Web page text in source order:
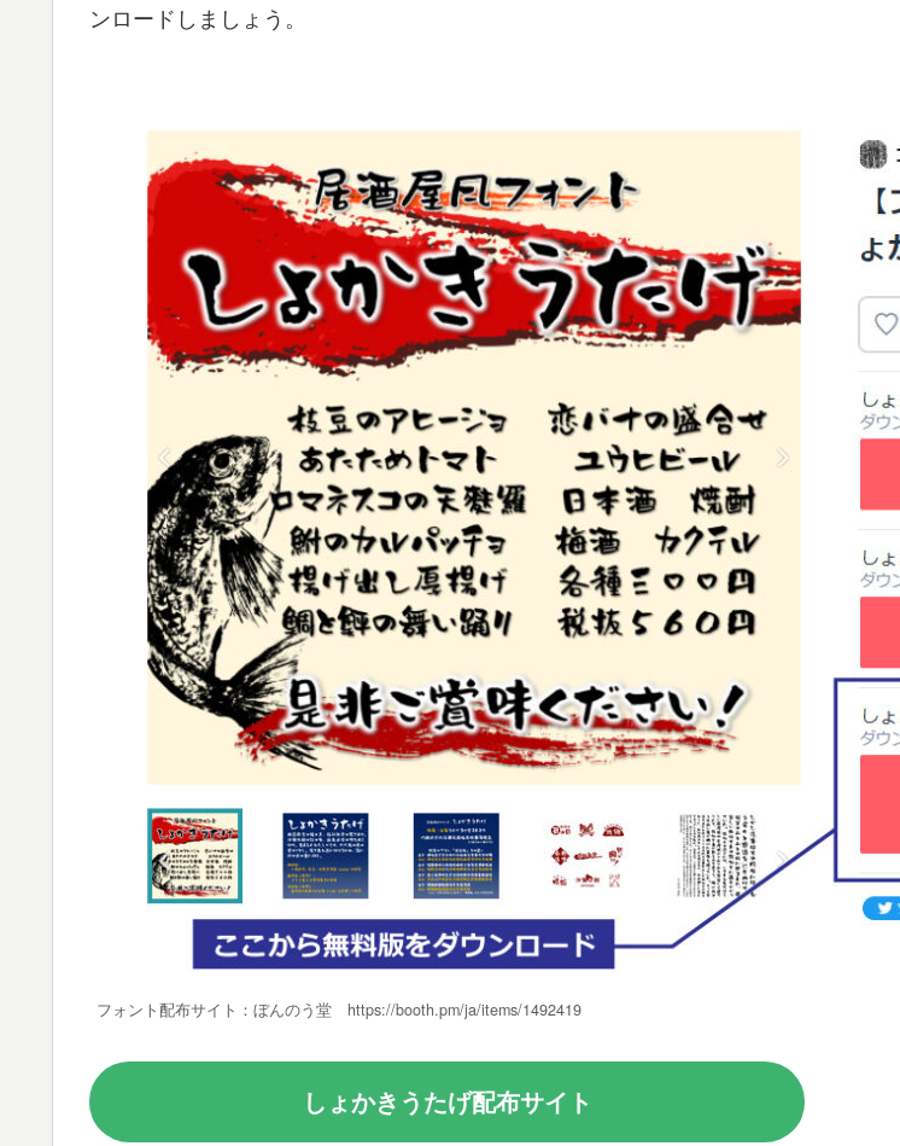
ンロードしましょう。
フォント配布サイト：ぼんのう堂 https://booth.pm/ja/items/1492419
しょかきうたげ配布サイト